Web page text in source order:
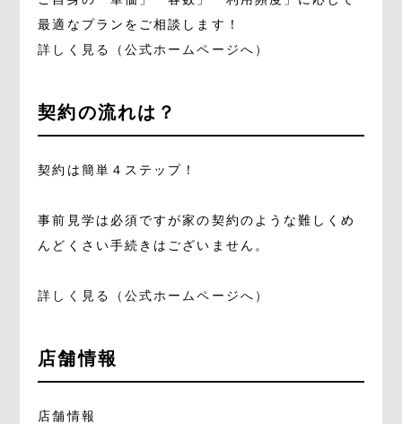
最適なプランをご相談します！
詳しく見る（公式ホームページへ）
契約の流れは？
契約は簡単４ステップ！
事前見学は必須ですが家の契約のような難しくめ
んどくさい手続きはございません。
詳しく見る（公式ホームページへ）
店舗情報
店舗情報